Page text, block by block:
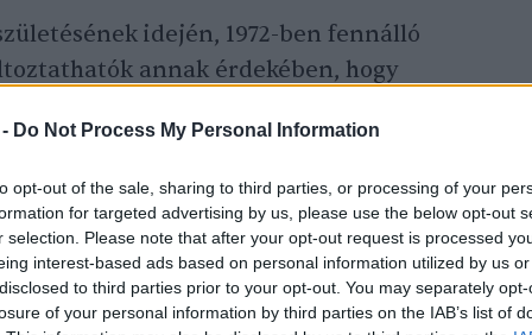
Do Not Process My Personal Information
opt-out of the sale, sharing to third parties, or processing of your
for targeted advertising by us, please use the below opt-out
selection. Please note that after your opt-out request is processed
interest-based ads based on personal information utilized by us
to third parties prior to your opt-out. You may separately
of your personal information by third parties on the IAB’s list of
idején, 1972-ben fennálló
annak érdekében, hogy
és gazdasági stabilitás – ehhez azonban,
mielőbbi cselekvésre van szükség.
kiderült, hogy majdnem fél évszázaddal
pályán haladunk, amely a következő
re társadalmi összeomláshoz